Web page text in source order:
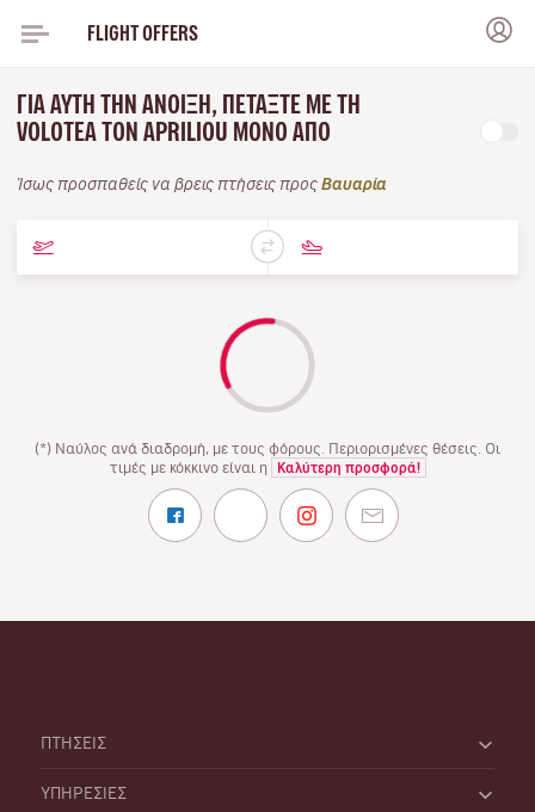
FLIGHT OFFERS
ΓΙΑ ΑΥΤΉ ΤΗΝ ΆΝΟΙΞΗ, ΠΕΤΆΞΤΕ ΜΕ ΤΗ
VOLOTEA ΤΟΝ APRILIOU ΜΌΝΟ ΑΠΌ
Ίσως προσπαθείς να βρεις πτήσεις προς Βαυαρία
(*) Ναύλος ανά διαδρομή, με τους φόρους. Περιορισμένες θέσεις. Οι
τιμές με κόκκινο είναι η
Καλύτερη προσφορά!
ΠΤΗΣΕΙΣ
ΥΠΗΡΕΣΙΕΣ